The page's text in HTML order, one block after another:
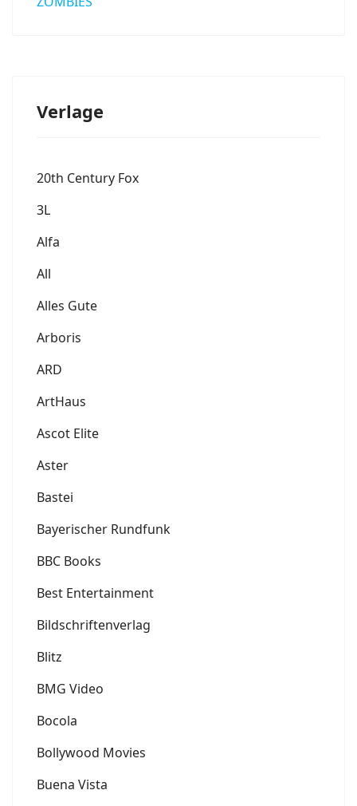
Verlage
20th Century Fox
3L
Alfa
All
Alles Gute
Arboris
ARD
ArtHaus
Ascot Elite
Aster
Bastei
Bayerischer Rundfunk
BBC Books
Best Entertainment
Bildschriftenverlag
Blitz
BMG Video
Bocola
Bollywood Movies
Buena Vista